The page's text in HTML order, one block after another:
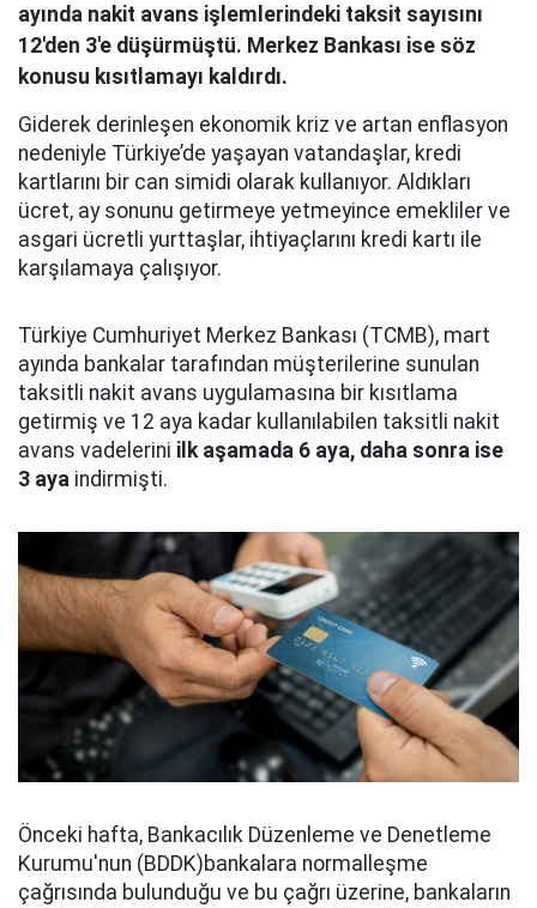
ayında nakit avans işlemlerindeki taksit sayısını
12'den 3'e düşürmüştü. Merkez Bankası ise söz
konusu kısıtlamayı kaldırdı.
Giderek derinleşen ekonomik kriz ve artan enflasyon
nedeniyle Türkiye’de yaşayan vatandaşlar, kredi
kartlarını bir can simidi olarak kullanıyor. Aldıkları
ücret, ay sonunu getirmeye yetmeyince emekliler ve
asgari ücretli yurttaşlar, ihtiyaçlarını kredi kartı ile
karşılamaya çalışıyor.
Türkiye Cumhuriyet Merkez Bankası (TCMB), mart
ayında bankalar tarafından müşterilerine sunulan
taksitli nakit avans uygulamasına bir kısıtlama
getirmiş ve 12 aya kadar kullanılabilen taksitli nakit
avans vadelerini ilk aşamada 6 aya, daha sonra ise
3 aya indirmişti.
Önceki hafta, Bankacılık Düzenleme ve Denetleme
Kurumu'nun (BDDK)bankalara normalleşme
çağrısında bulunduğu ve bu çağrı üzerine, bankaların